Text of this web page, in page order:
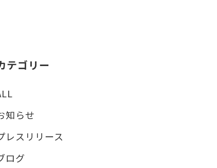
テゴリー
知らせ
レスリリース
ログ